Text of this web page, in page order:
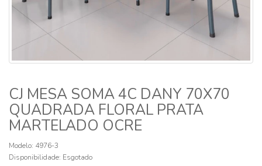
CJ MESA SOMA 4C DANY 70X70
QUADRADA FLORAL PRATA
MARTELADO OCRE
Modelo: 4976-3
Disponibilidade: Esgotado